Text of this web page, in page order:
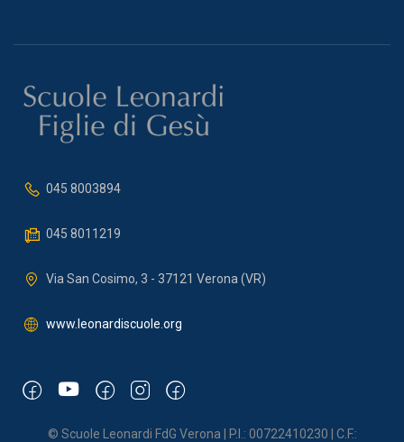
045 8003894
045 8011219
Via San Cosimo, 3 - 37121 Verona (VR)
www.leonardiscuole.org
© Scuole Leonardi FdG Verona | P.I.: 00722410230 | C.F.: